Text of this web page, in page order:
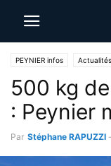
PEYNIER infos Actualités
500 kg
: Peynier
Par Stéphane RAPUZZI -